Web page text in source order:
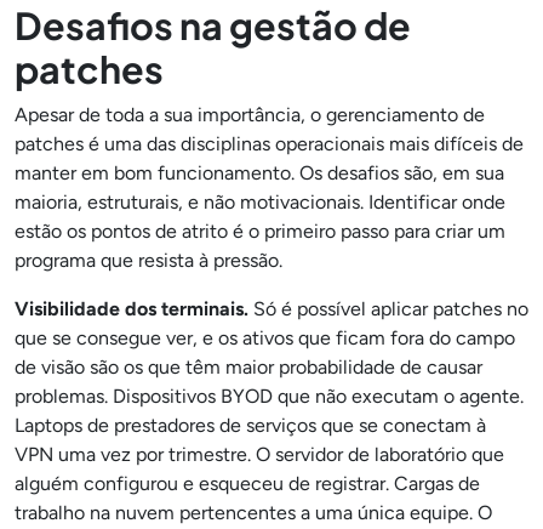
Desafios na gestão de
patches
Apesar de toda a sua importância, o gerenciamento de
patches é uma das disciplinas operacionais mais difíceis de
manter em bom funcionamento. Os desafios são, em sua
maioria, estruturais, e não motivacionais. Identificar onde
estão os pontos de atrito é o primeiro passo para criar um
programa que resista à pressão.
Visibilidade dos terminais. Só é possível aplicar patches no
que se consegue ver, e os ativos que ficam fora do campo
de visão são os que têm maior probabilidade de causar
problemas. Dispositivos BYOD que não executam o agente.
Laptops de prestadores de serviços que se conectam à
VPN uma vez por trimestre. O servidor de laboratório que
alguém configurou e esqueceu de registrar. Cargas de
trabalho na nuvem pertencentes a uma única equipe. O